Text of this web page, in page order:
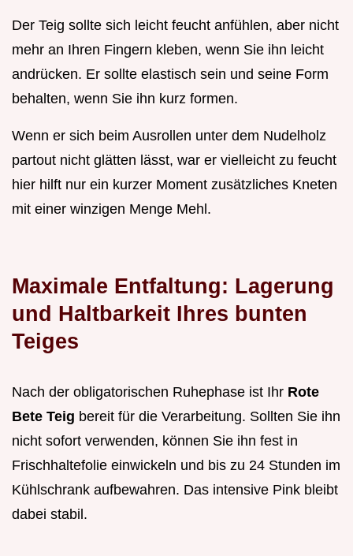
Der Teig sollte sich leicht feucht anfühlen, aber nicht
mehr an Ihren Fingern kleben, wenn Sie ihn leicht
andrücken. Er sollte elastisch sein und seine Form
behalten, wenn Sie ihn kurz formen.
Wenn er sich beim Ausrollen unter dem Nudelholz
partout nicht glätten lässt, war er vielleicht zu feucht
hier hilft nur ein kurzer Moment zusätzliches Kneten
mit einer winzigen Menge Mehl.
Maximale Entfaltung: Lagerung
und Haltbarkeit Ihres bunten
Teiges
Nach der obligatorischen Ruhephase ist Ihr Rote
Bete Teig bereit für die Verarbeitung. Sollten Sie ihn
nicht sofort verwenden, können Sie ihn fest in
Frischhaltefolie einwickeln und bis zu 24 Stunden im
Kühlschrank aufbewahren. Das intensive Pink bleibt
dabei stabil.